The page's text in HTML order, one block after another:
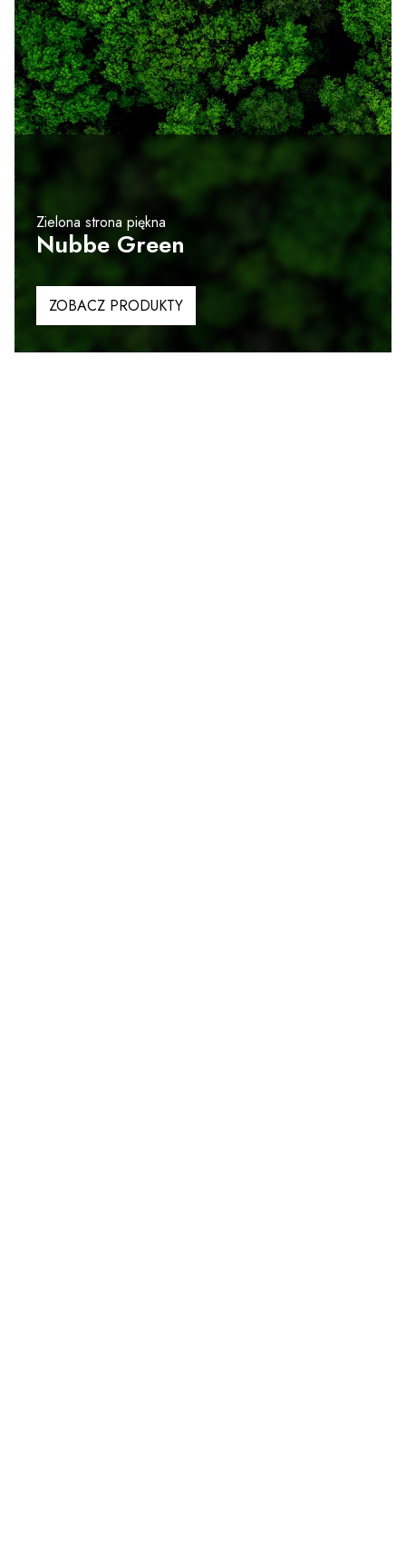
Zielona strona piękna
Nubbe Green
ZOBACZ PRODUKTY